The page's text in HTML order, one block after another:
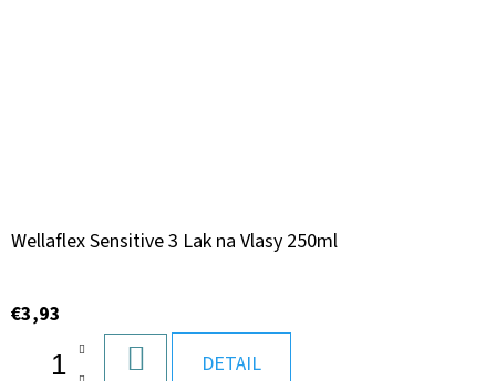
Wellaflex Sensitive 3 Lak na Vlasy 250ml
€3,93
DETAIL